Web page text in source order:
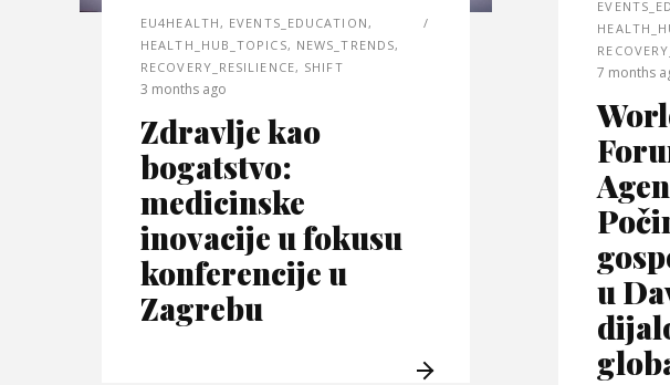
EU4HEALTH, EVENTS_EDUCATION,
HEALTH_HUB_TOPICS, NEWS_TRENDS,
RECOVERY_RESILIENCE, SHIFT
3 months ago
Zdravlje kao
bogatstvo:
medicinske
inovacije u fokusu
konferencije u
Zagrebu
7 months
u